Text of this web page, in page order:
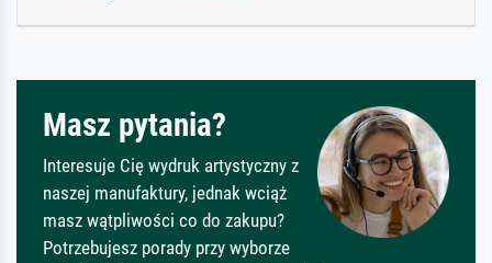
Masz pytania?
Interesuje Cię wydruk artystyczny z
naszej manufaktury, jednak wciąż
masz wątpliwości co do zakupu?
Potrzebujesz porady przy wyborze